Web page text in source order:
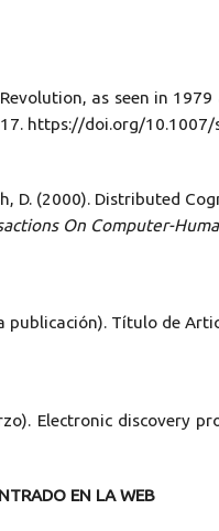
as seen in
https://doi.org/
D. (2000). Distributed
On Computer-
publicación). Título de
Electronic discovery
EN LA WEB